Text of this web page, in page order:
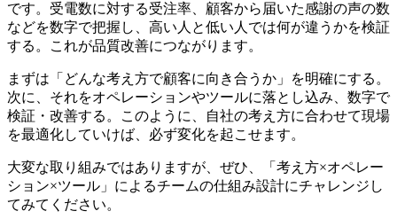
です。受電数に対する受注率、顧客から届いた感謝の声の数
などを数字で把握し、高い人と低い人では何が違うかを検証
する。これが品質改善につながります。
まずは「どんな考え方で顧客に向き合うか」を明確にする。
次に、それをオペレーションやツールに落とし込み、数字で
検証・改善する。このように、自社の考え方に合わせて現場
を最適化していけば、必ず変化を起こせます。
大変な取り組みではありますが、ぜひ、「考え方×オペレー
ション×ツール」によるチームの仕組み設計にチャレンジし
てみてください。